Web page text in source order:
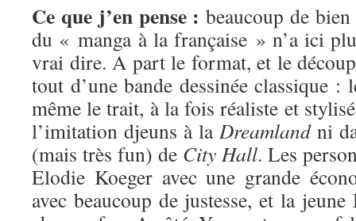
Ce que j’en pense : beaucoup de
du « manga à la française » n’a ici
vrai dire. A part le format, et le
tout d’une bande dessinée classique
même le trait, à la fois réaliste et
l’imitation djeuns à la Dreamlandni
(mais très fun) de City Hall. Les
Elodie Koeger avec une grande
avec beaucoup de justesse, et la